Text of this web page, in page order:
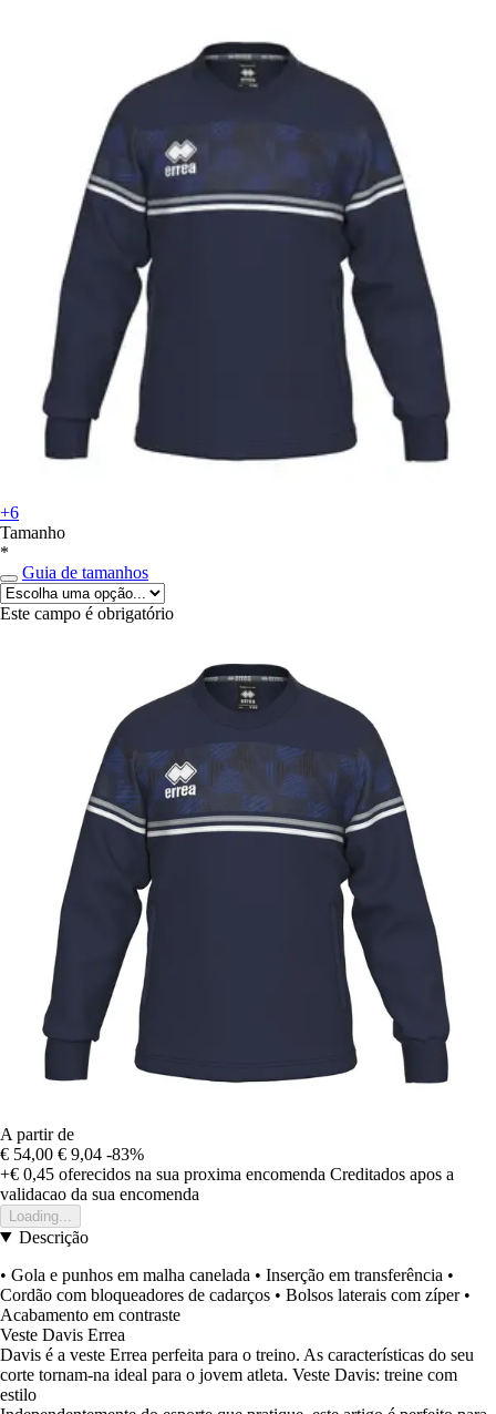
+6
Tamanho
*
Guia de tamanhos
Este campo é obrigatório
A partir de
€ 54,00 € 9,04 -83%
+€ 0,45 oferecidos na sua proxima encomenda Creditados apos a
validacao da sua encomenda
Loading...
Descrição
• Gola e punhos em malha canelada • Inserção em transferência •
Cordão com bloqueadores de cadarços • Bolsos laterais com zíper •
Acabamento em contraste
Veste Davis Errea
Davis é a veste Errea perfeita para o treino. As características do seu
corte tornam-na ideal para o jovem atleta. Veste Davis: treine com
estilo